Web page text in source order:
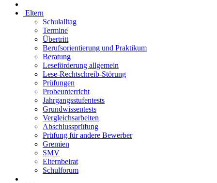
Eltern
Schulalltag
Termine
Übertritt
Berufsorientierung und Praktikum
Beratung
Leseförderung allgemein
Lese-Rechtschreib-Störung
Prüfungen
Probeunterricht
Jahrgangsstufentests
Grundwissentests
Vergleichsarbeiten
Abschlussprüfung
Prüfung für andere Bewerber
Gremien
SMV
Elternbeirat
Schulforum